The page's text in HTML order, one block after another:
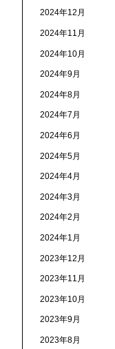
2024年12月
2024年11月
2024年10月
2024年9月
2024年8月
2024年7月
2024年6月
2024年5月
2024年4月
2024年3月
2024年2月
2024年1月
2023年12月
2023年11月
2023年10月
2023年9月
2023年8月